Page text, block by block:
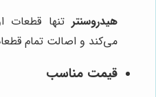
هیدروسنتر تنها قطعات
می‌کند و اصالت تمام
قیمت مناسب